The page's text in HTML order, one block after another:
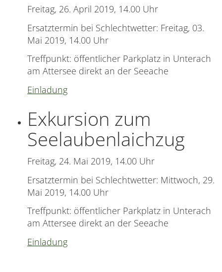
Freitag, 26. April 2019, 14.00 Uhr
Ersatztermin bei Schlechtwetter: Freitag, 03.
Mai 2019, 14.00 Uhr
Treffpunkt: öffentlicher Parkplatz in Unterach
am Attersee direkt an der Seeache
Einladung
Exkursion zum
Seelaubenlaichzug
Freitag, 24. Mai 2019, 14.00 Uhr
Ersatztermin bei Schlechtwetter: Mittwoch, 29.
Mai 2019, 14.00 Uhr
Treffpunkt: öffentlicher Parkplatz in Unterach
am Attersee direkt an der Seeache
Einladung